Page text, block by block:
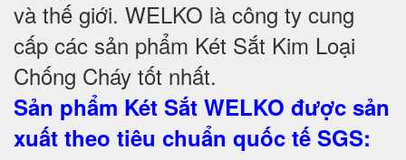
và thế giới. WELKO là công ty cung
cấp các sản phẩm Két Sắt Kim Loại
Chống Cháy tốt nhất.
Sản phẩm Két Sắt WELKO được sản
xuất theo tiêu chuẩn quốc tế SGS: